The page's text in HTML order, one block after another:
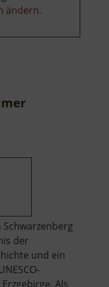
ändern.
der
und ein
Als